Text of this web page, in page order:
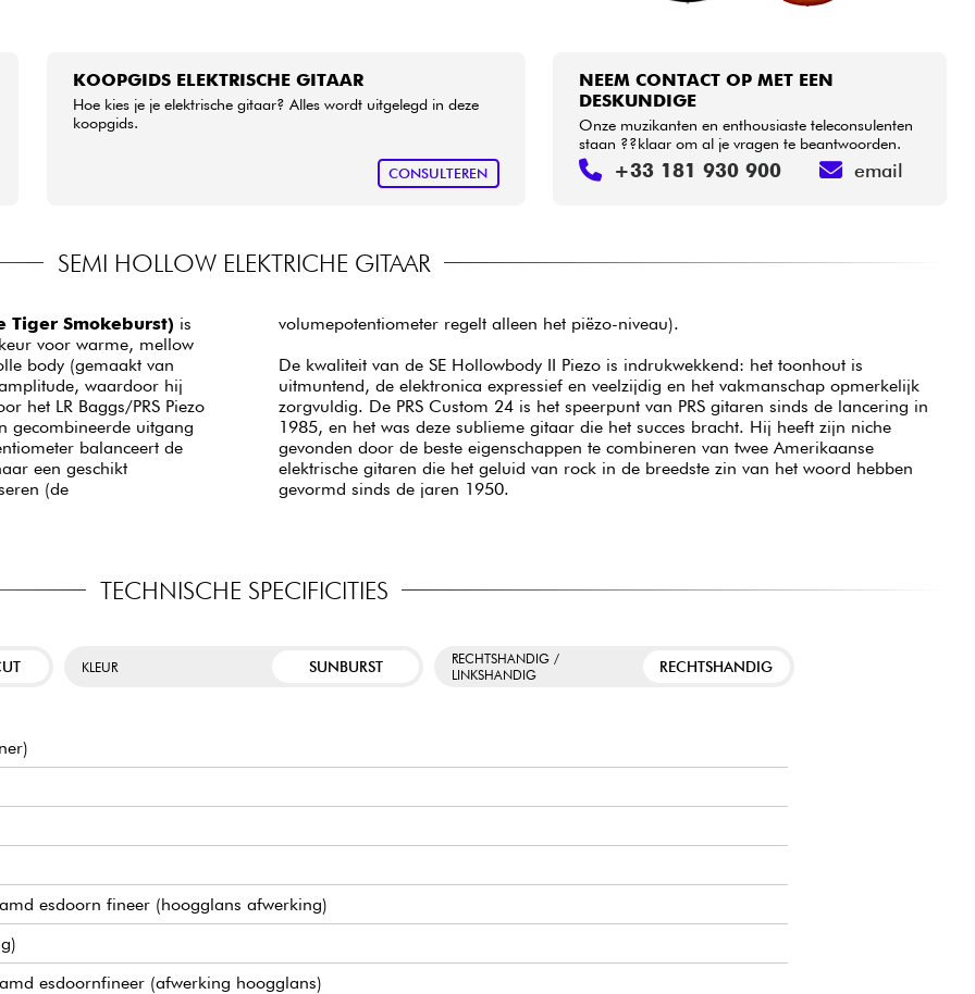
KOOPGIDS ELEKTRISCHE GITAAR
Hoe kies je je elektrische gitaar? Alles wordt uitgelegd in deze
koopgids.
CONSULTEREN
NEEM CONTACT OP MET EEN
DESKUNDIGE
Onze muzikanten en enthousiaste teleconsulenten
staan ??klaar om al je vragen te beantwoorden.
+33 181 930 900 email
SEMI HOLLOW ELEKTRICHE GITAAR
Tiger Smokeburst) is
voor warme, mellow
body (gemaakt van
waardoor hij
het LR Baggs/PRS Piezo
gecombineerde uitgang
balanceert de
een geschikt
(de
volumepotentiometer regelt alleen het piëzo-niveau).
De kwaliteit van de SE Hollowbody II Piezo is indrukwekkend: het toonhout is
uitmuntend, de elektronica expressief en veelzijdig en het vakmanschap opmerkelijk
zorgvuldig. De PRS Custom 24 is het speerpunt van PRS gitaren sinds de lancering in
1985, en het was deze sublieme gitaar die het succes bracht. Hij heeft zijn niche
gevonden door de beste eigenschappen te combineren van twee Amerikaanse
elektrische gitaren die het geluid van rock in de breedste zin van het woord hebben
gevormd sinds de jaren 1950.
TECHNISCHE SPECIFICITIES
KLEUR SUNBURST
RECHTSHANDIG /
LINKSHANDIG
RECHTSHANDIG
esdoorn fineer (hoogglans afwerking)
esdoornfineer (afwerking hoogglans)